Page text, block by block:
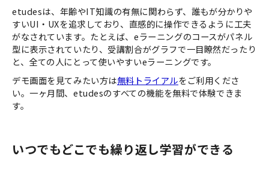
etudesは、年齢やIT知識の有無に関わらず、誰もが分かりや
すいUI・UXを追求しており、直感的に操作できるように工夫
がなされています。たとえば、eラーニングのコースがパネル
型に表示されていたり、受講割合がグラフで一目瞭然だったり
と、全ての人にとって使いやすいeラーニングです。
デモ画面を見てみたい方は無料トライアルをご利用くださ
い。一ヶ月間、etudesのすべての機能を無料で体験できま
す。
いつでもどこでも繰り返し学習ができる